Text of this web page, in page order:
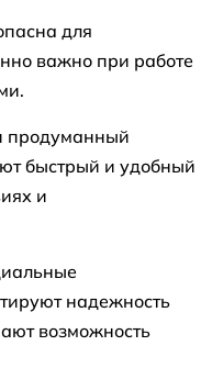
для
важно при работе
продуманный
быстрый и удобный
и
надежность
возможность